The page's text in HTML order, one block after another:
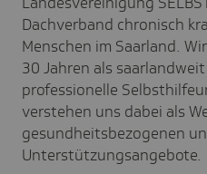
Dachverband chronisch
Menschen im Saarland.
30 Jahren als
professionelle
verstehen uns dabei als
gesundheitsbezogenen
Unterstützungsangebote.